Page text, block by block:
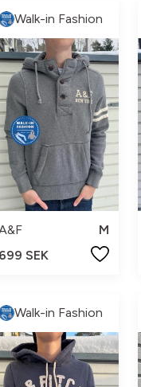
Walk-in Fashion
M
699 SEK
Walk-in Fashion